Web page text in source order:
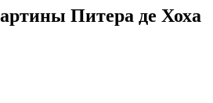
Питера де Хоха